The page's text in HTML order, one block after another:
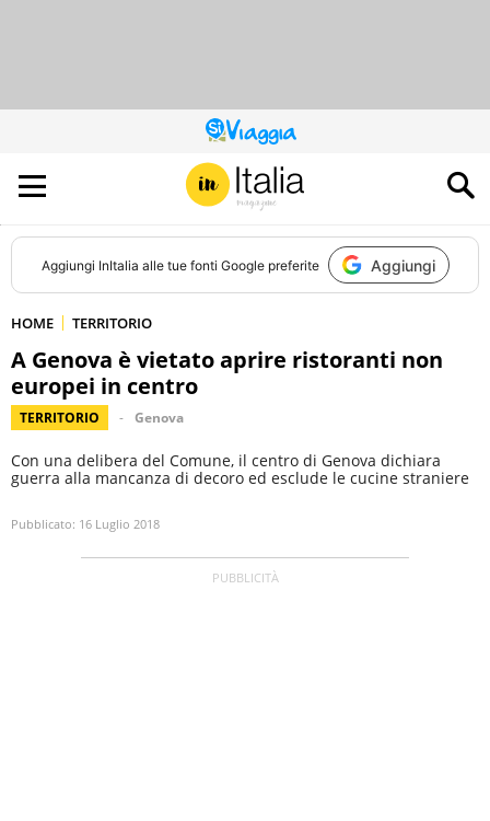
QUESTO
SITO
CONTRIBUISCE
ALL’AUDIENCE
DI
Aggiungi InItalia alle tue fonti Google preferite Aggiungi
HOME TERRITORIO
A Genova è vietato aprire ristoranti non
europei in centro
TERRITORIO Genova
Con una delibera del Comune, il centro di Genova dichiara
guerra alla mancanza di decoro ed esclude le cucine straniere
Pubblicato: 16 Luglio 2018